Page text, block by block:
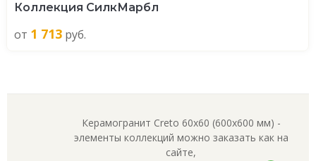
Коллекция СилкМарбл
от 1 713 руб.
Керамогранит Creto 60x60 (600x600 мм) -
элементы коллекций можно заказать как на
сайте,